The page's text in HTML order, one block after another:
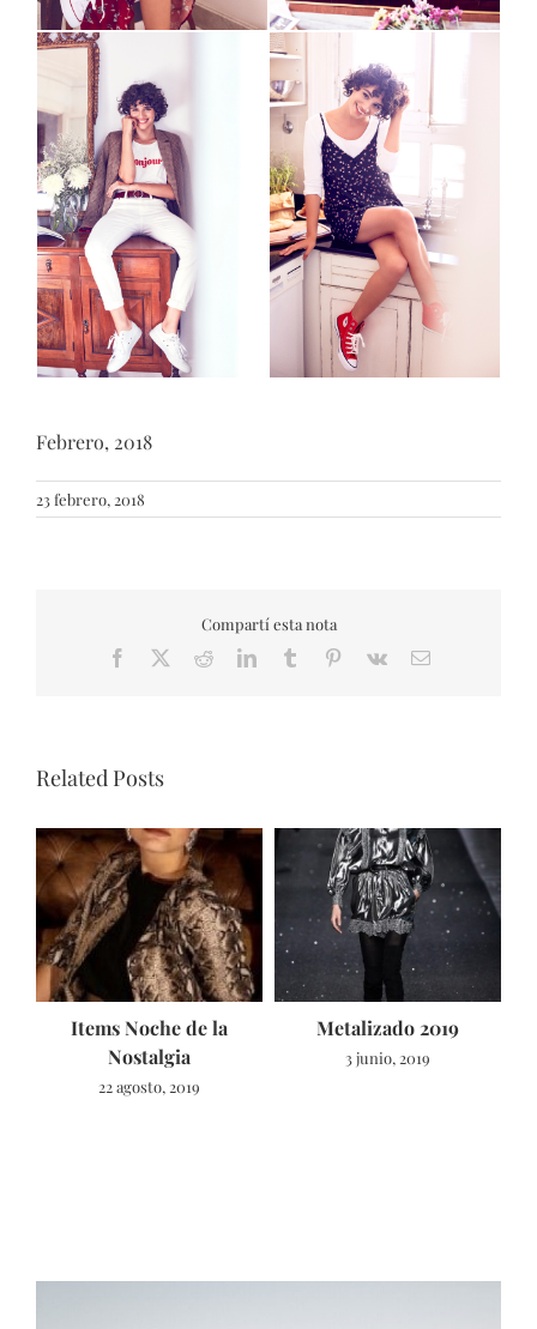
Febrero, 2018
23 febrero, 2018
Compartí esta nota
Facebook RedditLinkedInTumblr Pinterest
Vk Email
Related Posts
Items Noche de la
Nostalgia
22 agosto, 2019
Metalizado 2019
3 junio, 2019